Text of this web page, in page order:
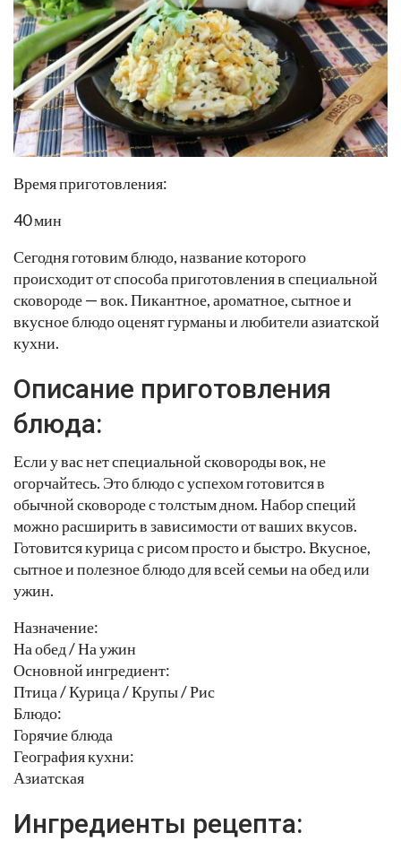
Время приготовления:
40 мин
Сегодня готовим блюдо, название которого
происходит от способа приготовления в специальной
сковороде — вок. Пикантное, ароматное, сытное и
вкусное блюдо оценят гурманы и любители азиатской
кухни.
Описание приготовления
блюда:
Если у вас нет специальной сковороды вок, не
огорчайтесь. Это блюдо с успехом готовится в
обычной сковороде с толстым дном. Набор специй
можно расширить в зависимости от ваших вкусов.
Готовится курица с рисом просто и быстро. Вкусное,
сытное и полезное блюдо для всей семьи на обед или
ужин.
Назначение:
На обед / На ужин
Основной ингредиент:
Птица / Курица / Крупы / Рис
Блюдо:
Горячие блюда
География кухни:
Азиатская
Ингредиенты рецепта: